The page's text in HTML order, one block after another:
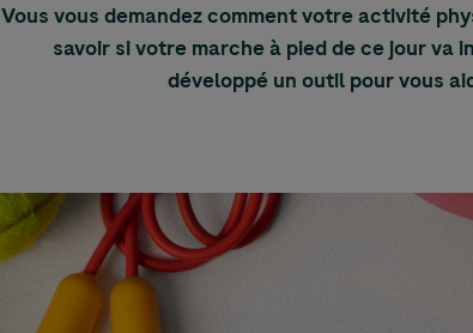
Vous vous demandez comment votre activité
savoir si votre marche à pied de ce jour va
développé un outil pour vous